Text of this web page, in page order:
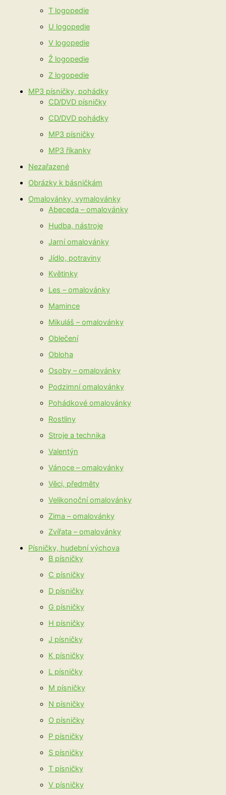
T logopedie
U logopedie
V logopedie
Ž logopedie
Z logopedie
MP3 písničky, pohádky
CD/DVD písničky
CD/DVD pohádky
MP3 písničky
MP3 říkanky
Nezařazené
Obrázky k básničkám
Omalovánky, vymalovánky
Abeceda – omalovánky
Hudba, nástroje
Jarní omalovánky
Jídlo, potraviny
Květinky
Les – omalovánky
Mamince
Mikuláš – omalovánky
Oblečení
Obloha
Osoby – omalovánky
Podzimní omalovánky
Pohádkové omalovánky
Rostliny
Stroje a technika
Valentýn
Vánoce – omalovánky
Věci, předměty
Velikonoční omalovánky
Zima – omalovánky
Zvířata – omalovánky
Písničky, hudební výchova
B písničky
C písničky
D písničky
G písničky
H písničky
J písničky
K písničky
L písničky
M písničky
N písničky
O písničky
P písničky
S písničky
T písničky
V písničky